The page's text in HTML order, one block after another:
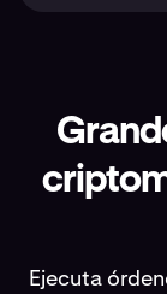
Ejecuta